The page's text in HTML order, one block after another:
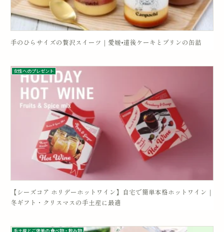
手のひらサイズの贅沢スイーツ｜愛媛•道後ケーキとプリンの缶詰
女性へのプレゼント
【シーズコア ホリデーホットワイン】自宅で簡単本格ホットワイン｜
冬ギフト・クリスマスの手土産に最適
手土産とご褒美の 食べ物・飲み物